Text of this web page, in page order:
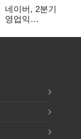
네이버, 2분기
영업익
전년비 0.2%